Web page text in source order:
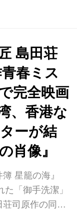
ードショー決
、病室の窓か
に心を奪わ
ていたある夜
った！真相を
近づく青年の
ているかのよ
ルが届
チコックの
島田荘
春ミス
完全映画
、香港な
ーが結
肖像』
星籠の海』
た「御手洗潔」
司原作の同名